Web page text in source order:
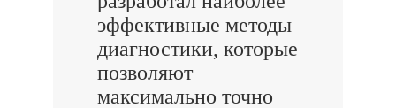
эффективные методы
диагностики, которые
позволяют
максимально точно